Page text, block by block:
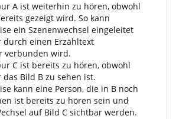
A ist weiterhin zu hören, obwohl
gezeigt wird. So kann
ein Szenenwechsel eingeleitet
durch einen Erzähltext
verbunden wird.
C ist bereits zu hören, obwohl
Bild B zu sehen ist.
kann eine Person, die in B noch
ist bereits zu hören sein und
auf Bild C sichtbar werden.